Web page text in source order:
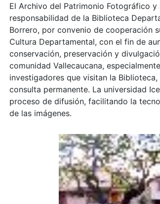
El Archivo del Patrimonio Fotográfico y
responsabilidad de la Biblioteca
Borrero, por convenio de cooperación
Cultura Departamental, con el fin de
conservación, preservación y
comunidad Vallecaucana,
investigadores que visitan la
consulta permanente. La universidad
proceso de difusión, facilitando la
de las imágenes.